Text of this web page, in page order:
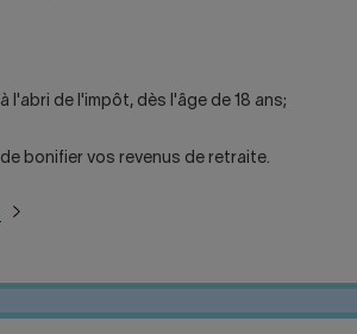
l'abri de l'impôt, dès l'âge de 18 ans;
bonifier vos revenus de retraite.